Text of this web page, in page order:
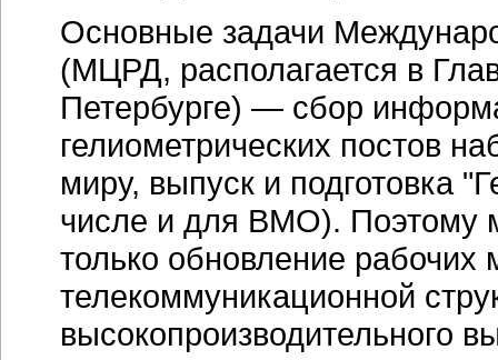
Основные задачи
(МЦРД, располагается в
Петербурге) — сбор
гелиометрических постов
миру, выпуск и подготовка
числе и для ВМО). Поэтому
только обновление рабочих
телекоммуникационной
высокопроизводительного